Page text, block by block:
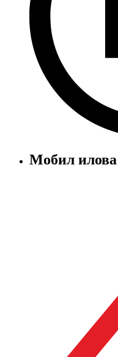
Мобил илова